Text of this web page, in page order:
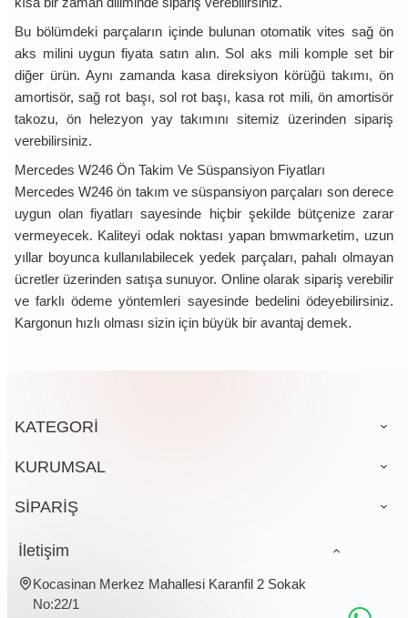
Bu bölümdeki parçaların içinde bulunan otomatik vites sağ ön
aks milini uygun fiyata satın alın. Sol aks mili komple set bir
diğer ürün. Aynı zamanda kasa direksiyon körüğü takımı, ön
amortisör, sağ rot başı, sol rot başı, kasa rot mili, ön amortisör
takozu, ön helezyon yay takımını sitemiz üzerinden sipariş
verebilirsiniz.
Mercedes W246 Ön Takim Ve Süspansiyon Fiyatları
Mercedes W246 ön takım ve süspansiyon parçaları son derece
uygun olan fiyatları sayesinde hiçbir şekilde bütçenize zarar
vermeyecek. Kaliteyi odak noktası yapan bmwmarketim, uzun
yıllar boyunca kullanılabilecek yedek parçaları, pahalı olmayan
ücretler üzerinden satışa sunuyor. Online olarak sipariş verebilir
ve farklı ödeme yöntemleri sayesinde bedelini ödeyebilirsiniz.
Kargonun hızlı olması sizin için büyük bir avantaj demek.
KATEGORİ
KURUMSAL
SİPARİŞ
İletişim
Kocasinan Merkez Mahallesi Karanfil 2 Sokak
No:22/1